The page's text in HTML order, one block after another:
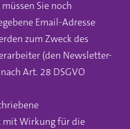
Sie noch
Email-Adresse
zum Zweck des
(den Newsletter-
Art. 28 DSGVO
mit Wirkung für die